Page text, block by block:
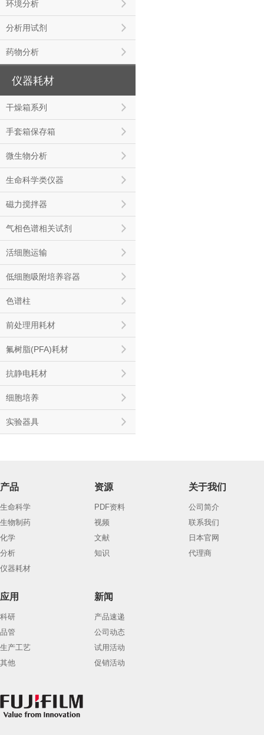
环境分析
分析用试剂
药物分析
仪器耗材
干燥箱系列
手套箱保存箱
微生物分析
生命科学类仪器
磁力搅拌器
气相色谱相关试剂
活细胞运输
低细胞吸附培养容器
色谱柱
前处理用耗材
氟树脂(PFA)耗材
抗静电耗材
细胞培养
实验器具
产品
生命科学
生物制药
化学
分析
仪器耗材
资源
PDF资料
视频
文献
知识
关于我们
公司简介
联系我们
日本官网
代理商
应用
科研
品管
生产工艺
其他
新闻
产品速递
公司动态
试用活动
促销活动